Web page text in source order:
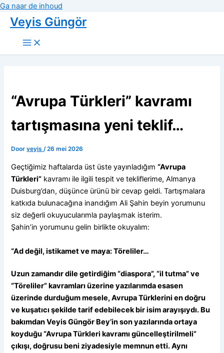
Ga naar de inhoud
Veyis Güngör
“Avrupa Türkleri” kavramı
tartışmasına yeni teklif…
Doorveyis/26 mei 2026
Geçtiğimiz haftalarda üst üste yayınladığım“Avrupa
Türkleri” kavramı ile ilgili tespit ve tekliflerime, Almanya
Duisburg’dan, düşünce ürünü bir cevap geldi. Tartışmalara
katkıda bulunacağına inandığım Ali Şahin beyin yorumunu
siz değerli okuyucularımla paylaşmak isterim.
Şahin’in yorumunu gelin birlikte okuyalım:
“Ad değil, istikamet ve maya: Töreliler…
Uzun zamandır dile getirdiğim “diaspora”, “il tutma” ve
“Töreliler” kavramları üzerine yazılarımda esasen
üzerinde durduğum mesele, Avrupa Türklerini en doğru
ve kuşatıcı şekilde tarif edebilecek bir isim arayışıydı. Bu
bakımdan Veyis Güngör Bey’in son yazılarında ortaya
koyduğu “Avrupa Türkleri kavramı güncelleştirilmeli”
çıkışı, doğrusu beni ziyadesiyle memnun etti. Aynı